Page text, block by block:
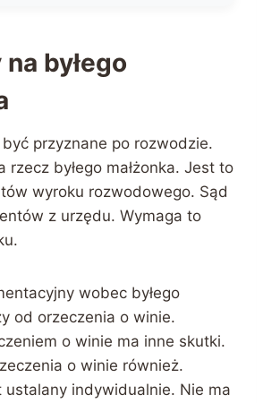
byłego
przyznane po rozwodzie.
rzecz byłego małżonka. Jest to
wyroku rozwodowego. Sąd
z urzędu. Wymaga to
wobec byłego
od orzeczenia o winie.
o winie ma inne skutki.
o winie również.
ustalany indywidualnie. Nie ma